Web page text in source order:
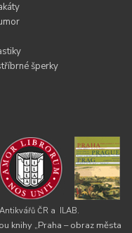
šperky
ČR a ILAB.
knihy „Praha – obraz města